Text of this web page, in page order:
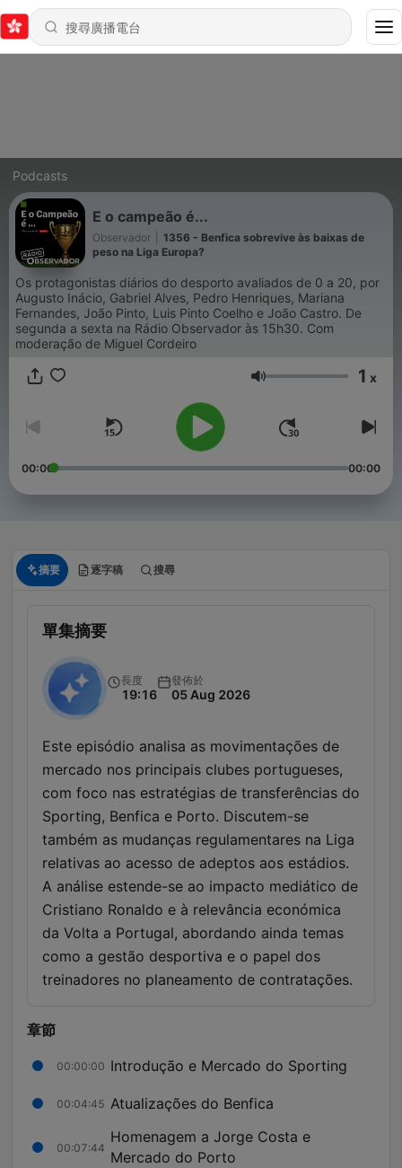
Podcasts
E o campeão é...
Observador
1356 - Benfica sobrevive às baixas de
peso na Liga Europa?
Os protagonistas diários do desporto avaliados de 0 a 20, por
Augusto Inácio, Gabriel Alves, Pedro Henriques, Mariana
Fernandes, João Pinto, Luis Pinto Coelho e João Castro. De
segunda a sexta na Rádio Observador às 15h30. Com
moderação de Miguel Cordeiro
音量 1 x
00:00 00:00
摘要 逐字稿 搜尋
單集摘要
長度
19:16
發佈於
05 Aug 2026
Este episódio analisa as movimentações de
mercado nos principais clubes portugueses,
com foco nas estratégias de transferências do
Sporting, Benfica e Porto. Discutem-se
também as mudanças regulamentares na Liga
relativas ao acesso de adeptos aos estádios.
A análise estende-se ao impacto mediático de
Cristiano Ronaldo e à relevância económica
da Volta a Portugal, abordando ainda temas
como a gestão desportiva e o papel dos
treinadores no planeamento de contratações.
章節
00:00:00 Introdução e Mercado do Sporting
00:04:45 Atualizações do Benfica
00:07:44
Homenagem a Jorge Costa e
Mercado do Porto